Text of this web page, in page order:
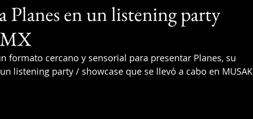
Planes en un listening party
formato cercano y sensorial para presentar Planes, su
listening party / showcase que se llevó a cabo en MUSAK